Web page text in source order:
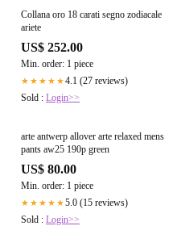
Collana oro 18 carati segno zodiacale
ariete
US$ 252.00
Min. order: 1 piece
★★★★★4.1 (27 reviews)
Sold : Login>>
arte antwerp allover arte relaxed mens
pants aw25 190p green
US$ 80.00
Min. order: 1 piece
★★★★★5.0 (15 reviews)
Sold : Login>>